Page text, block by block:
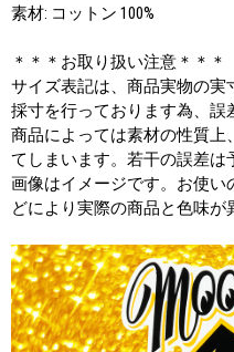
素材: コットン 100%
＊＊＊お取り扱い注意＊＊＊
サイズ表記は、商品実物の実
採寸を行っております為、誤
商品によっては素材の性質上
てしまいます。若干の誤差は
画像はイメージです。お使い
どにより実際の商品と色味が